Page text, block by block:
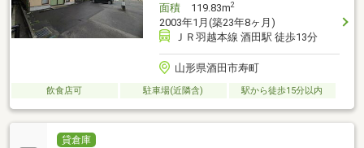
面積119.83m2
2003年1月(築23年8ヶ月)
ＪＲ羽越本線 酒田駅 徒歩13分
山形県酒田市寿町
飲食店可 駐車場(近隣含) 駅から徒歩15分以内
貸倉庫